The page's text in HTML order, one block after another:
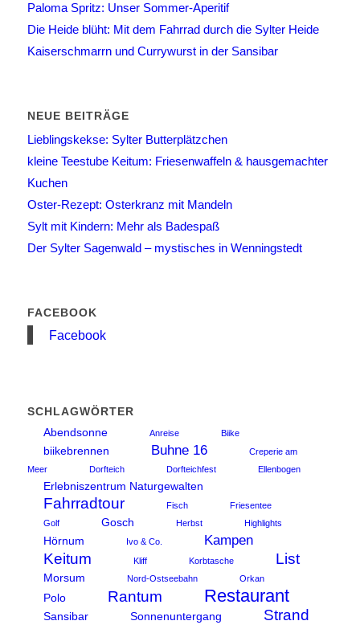
Paloma Spritz: Unser Sommer-Aperitif
Die Heide blüht: Mit dem Fahrrad durch die Sylter Heide
Kaiserschmarrn und Currywurst in der Sansibar
NEUE BEITRÄGE
Lieblingskekse: Sylter Butterplätzchen
kleine Teestube Keitum: Friesenwaffeln & hausgemachter
Kuchen
Oster-Rezept: Osterkranz mit Mandeln
Sylt mit Kindern: Mehr als Badespaß
Der Sylter Sagenwald – mystisches in Wenningstedt
FACEBOOK
Facebook
SCHLAGWÖRTER
Abendsonne
Anreise Biike
biikebrennen Buhne 16
Creperie am
Meer
Dorfteich Dorfteichfest Ellenbogen
Erlebniszentrum Naturgewalten
Fahrradtour Fisch
Friesentee
Golf
Gosch Herbst Highlights
Hörnum Ivo & Co. Kampen
Keitum Kliff Korbtasche List
Morsum Nord-Ostseebahn Orkan
Polo Rantum Restaurant
Sansibar Sonnenuntergang Strand